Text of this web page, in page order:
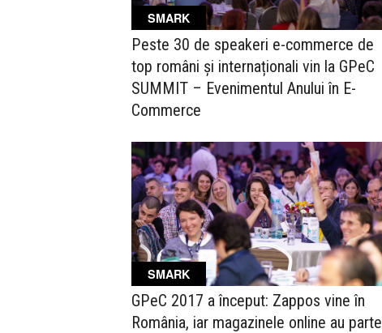
SMARK
Peste 30 de speakeri e-commerce de
top români și internaționali vin la GPeC
SUMMIT – Evenimentul Anului în E-
Commerce
SMARK
GPeC 2017 a început: Zappos vine în
România, iar magazinele online au parte